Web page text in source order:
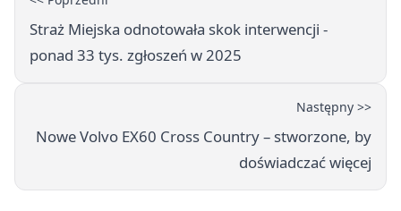
Straż Miejska odnotowała skok interwencji -
ponad 33 tys. zgłoszeń w 2025
Następny >>
Nowe Volvo EX60 Cross Country – stworzone, by
doświadczać więcej